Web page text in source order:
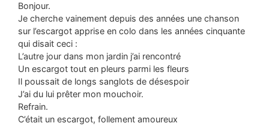
Bonjour.
Je cherche vainement depuis des années une chanson
sur l’escargot apprise en colo dans les années cinquante
qui disait ceci :
L’autre jour dans mon jardin j’ai rencontré
Un escargot tout en pleurs parmi les fleurs
Il poussait de longs sanglots de désespoir
J’ai du lui prêter mon mouchoir.
Refrain.
C’était un escargot, follement amoureux